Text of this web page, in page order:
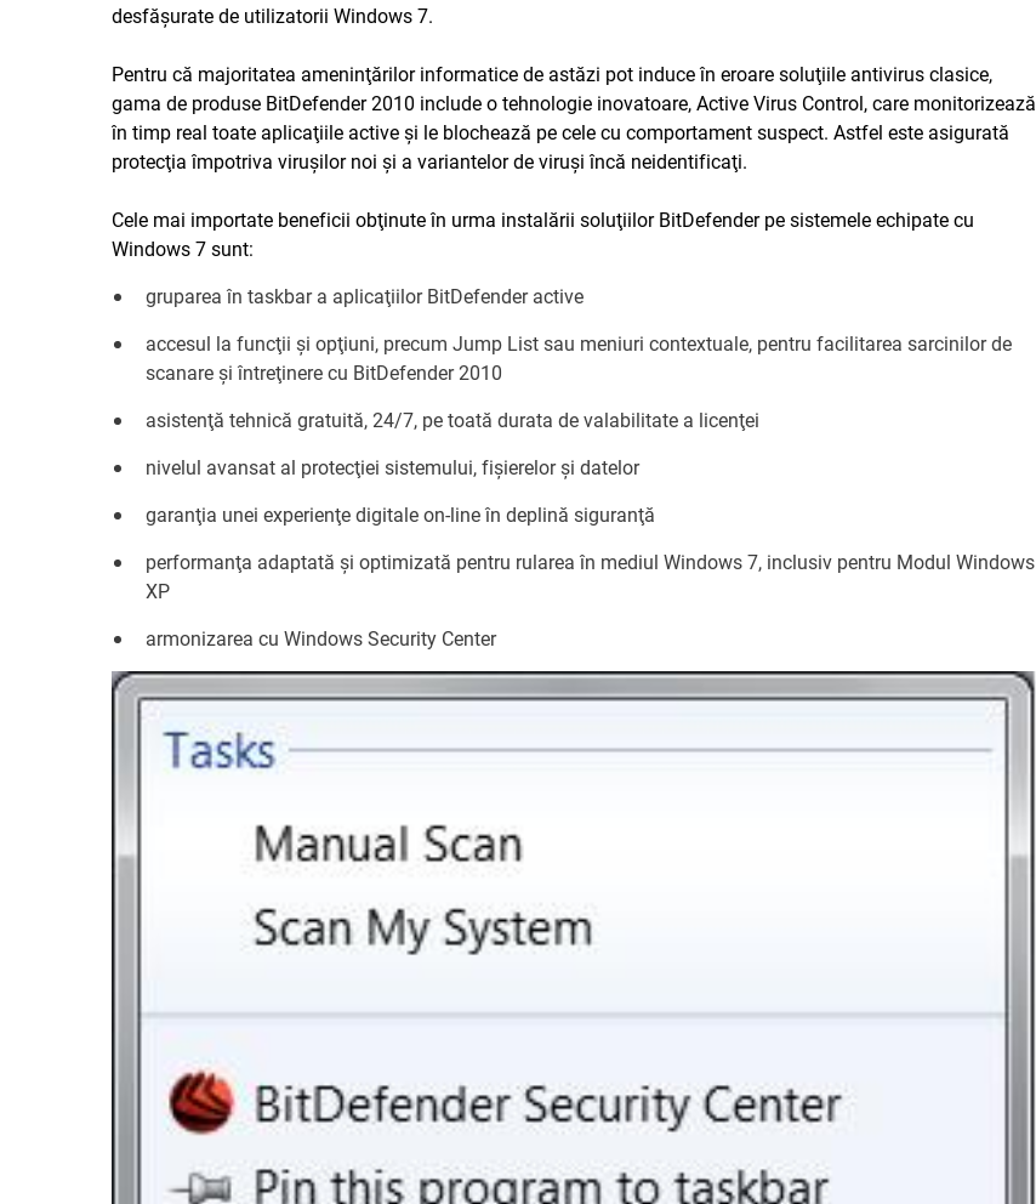
desfăşurate de utilizatorii Windows 7.
Pentru că majoritatea ameninţărilor informatice de astăzi pot induce în eroare soluţiile antivirus clasice,
gama de produse BitDefender 2010 include o tehnologie inovatoare, Active Virus Control, care monitorizează
în timp real toate aplicaţiile active şi le blochează pe cele cu comportament suspect. Astfel este asigurată
protecţia împotriva viruşilor noi şi a variantelor de viruşi încă neidentificaţi.
Cele mai importate beneficii obţinute în urma instalării soluţiilor BitDefender pe sistemele echipate cu
Windows 7 sunt:
gruparea în taskbar a aplicaţiilor BitDefender active
accesul la funcţii şi opţiuni, precum Jump List sau meniuri contextuale, pentru facilitarea sarcinilor de
scanare şi întreţinere cu BitDefender 2010
asistenţă tehnică gratuită, 24/7, pe toată durata de valabilitate a licenţei
nivelul avansat al protecţiei sistemului, fişierelor şi datelor
garanţia unei experienţe digitale on-line în deplină siguranţă
performanţa adaptată şi optimizată pentru rularea în mediul Windows 7, inclusiv pentru Modul Windows
XP
armonizarea cu Windows Security Center